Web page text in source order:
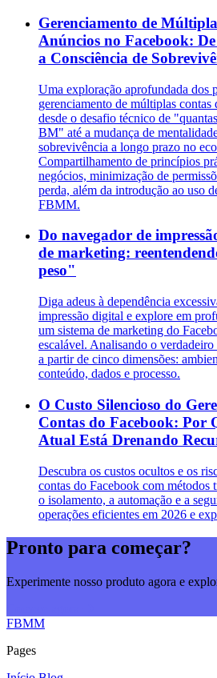
Gerenciamento de
Anúncios no Facebook:
a Consciência de
Uma exploração aprofundada dos
gerenciamento de múltiplas
desde o desafio técnico de
BM" até a mudança de
sobrevivência a longo prazo no
Compartilhamento de princípios
negócios, minimização de
perda, além da introdução ao uso
FBMM.
Do navegador de
de marketing:
peso"
Diga adeus à dependência
impressão digital e explore em
um sistema de marketing do
escalável. Analisando o
a partir de cinco dimensões:
conteúdo, dados e processo.
O Custo Silencioso do
Contas do Facebook: Por
Atual Está Drenando
Descubra os custos ocultos e os
contas do Facebook com métodos
o isolamento, a automação e a
operações eficientes em 2026 e
Pronto para começar?
Experimente nosso produto agora e
FBMM
Pages